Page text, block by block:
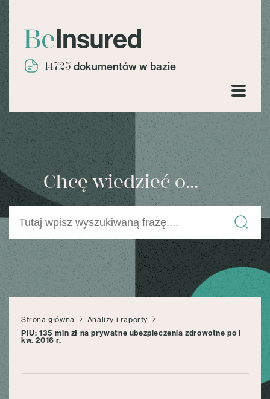
14725 dokumentów w bazie
Chcę wiedzieć o...
Strona główna
Analizy i raporty
PIU: 135 mln zł na prywatne ubezpieczenia zdrowotne po I
kw. 2016 r.